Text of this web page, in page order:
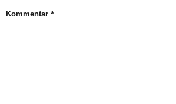
Kommentar *